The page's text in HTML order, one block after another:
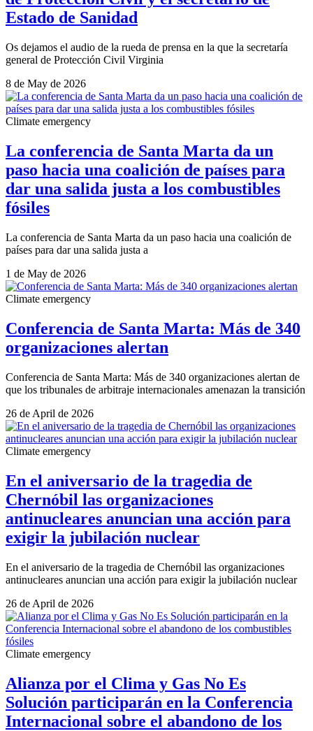
Estado de Sanidad
Os dejamos el audio de la rueda de prensa en la que la secretaría
general de Protección Civil Virginia
8 de May de 2026
Climate emergency
La conferencia de Santa Marta da un
paso hacia una coalición de países para
dar una salida justa a los combustibles
fósiles
La conferencia de Santa Marta da un paso hacia una coalición de
países para dar una salida justa a
1 de May de 2026
Climate emergency
Conferencia de Santa Marta: Más de 340
organizaciones alertan
Conferencia de Santa Marta: Más de 340 organizaciones alertan de
que los tribunales de arbitraje internacionales amenazan la transición
26 de April de 2026
Climate emergency
En el aniversario de la tragedia de
Chernóbil las organizaciones
antinucleares anuncian una acción para
exigir la jubilación nuclear
En el aniversario de la tragedia de Chernóbil las organizaciones
antinucleares anuncian una acción para exigir la jubilación nuclear
26 de April de 2026
Climate emergency
Alianza por el Clima y Gas No Es
Solución participarán en la Conferencia
Internacional sobre el abandono de los